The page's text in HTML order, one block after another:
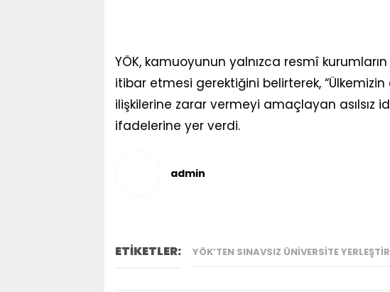
YÖK, kamuoyunun yalnızca resmî
itibar etmesi gerektiğini belirterek,
ilişkilerine zarar vermeyi amaçlayan asılsız
ifadelerine yer verdi.
admin
ETİKETLER: YÖK’TEN SINAVSIZ ÜNIVERSITE